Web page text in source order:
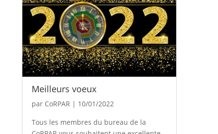
Meilleurs voeux
par CoRPAR | 10/01/2022
Tous les membres du bureau de la